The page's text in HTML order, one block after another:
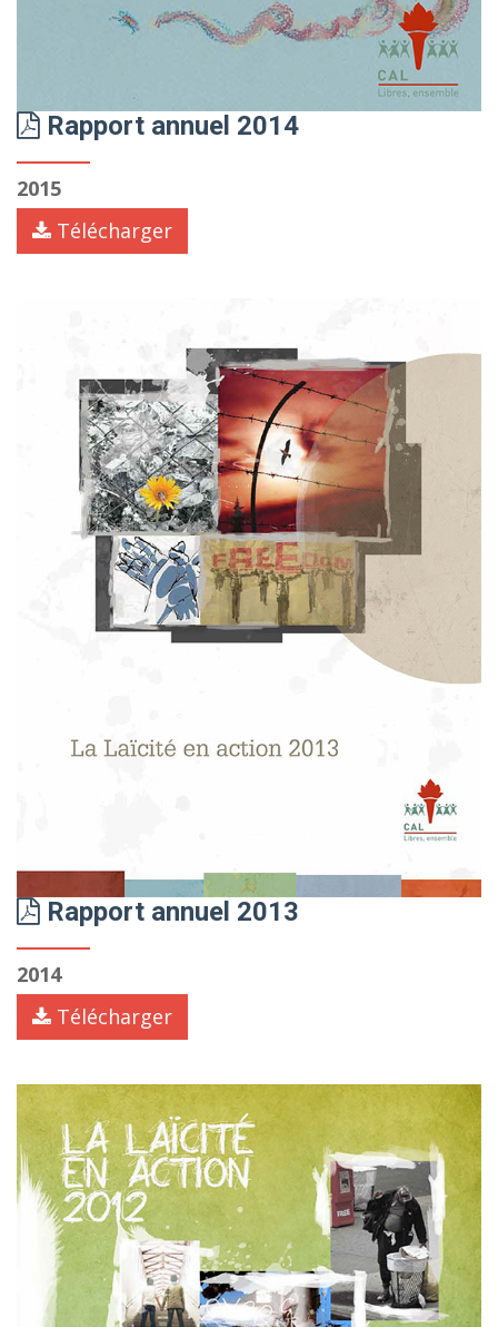
Rapport annuel 2014
2015
Télécharger
Rapport annuel 2013
2014
Télécharger